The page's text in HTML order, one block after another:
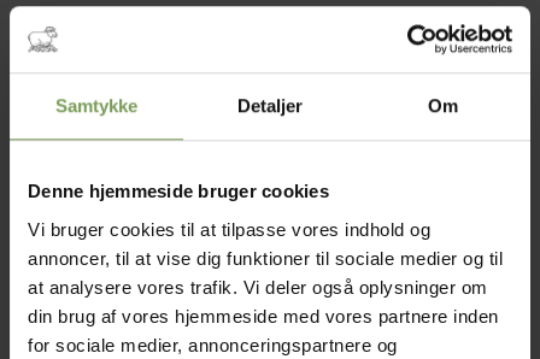
Samtykke Detaljer Om
Denne hjemmeside bruger cookies
Vi bruger cookies til at tilpasse vores indhold og
annoncer, til at vise dig funktioner til sociale medier og til
at analysere vores trafik. Vi deler også oplysninger om
din brug af vores hjemmeside med vores partnere inden
for sociale medier, annonceringspartnere og
karabinhage.
Mål udfoldet 53 x 38 cm
Sammenfoldet måler indkøbspose med logo 5 x10
centimeter. Lige til at have i tasken,
så er den ved hånden når behovet for mere
TILFØJ TIL KURV
Tilføj til ønskeliste